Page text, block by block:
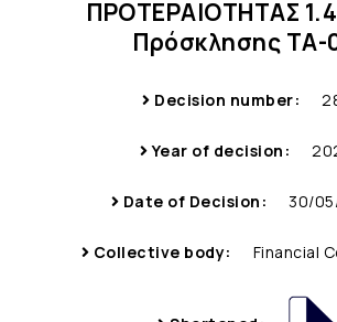
ΠΡΟΤΕΡΑΙΟΤΗΤΑΣ
Πρόσκλησης ΤΑ-
Decision number:
Year of decision:
Date of Decision: 30/
Collective body: Financial